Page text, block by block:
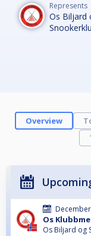
Represents
Os Biljard
Overview
Os
Os Biljard og